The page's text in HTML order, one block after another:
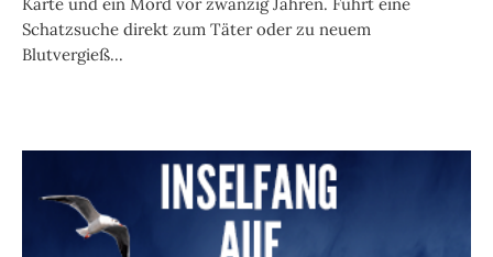
Karte und ein Mord vor zwanzig Jahren. Führt eine
Schatzsuche direkt zum Täter oder zu neuem
Blutvergieß...